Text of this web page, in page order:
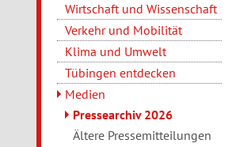
Wirtschaft und Wissenschaft
Verkehr und Mobilität
Klima und Umwelt
Tübingen entdecken
Medien
Pressearchiv 2026
Ältere Pressemitteilungen